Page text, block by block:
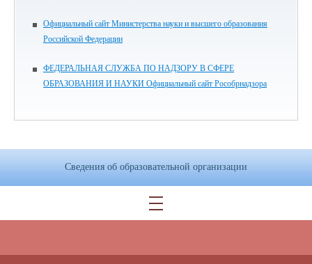
Официальный сайт Министерства науки и высшего образования
Российской Федерации
ФЕДЕРАЛЬНАЯ СЛУЖБА ПО НАДЗОРУ В СФЕРЕ
ОБРАЗОВАНИЯ И НАУКИ Официальный сайт Рособрнадзора
Сведения об образовательной организации